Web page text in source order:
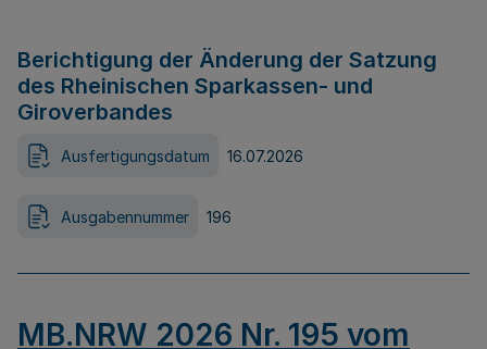
Berichtigung der Änderung der Satzung
des Rheinischen Sparkassen- und
Giroverbandes
Ausfertigungsdatum 16.07.2026
Ausgabennummer 196
MB.NRW 2026 Nr. 195 vom